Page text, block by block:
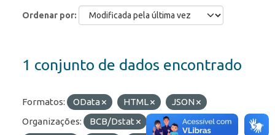
Ordenar por
1 conjunto de dados encontrado
Formatos: OData HTML
JSON
Organizações:
BCB/Dstat
Etiquetas: